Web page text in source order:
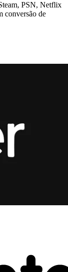
PSN, Netflix
conversão de